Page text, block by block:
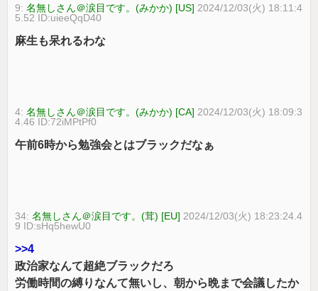
9:名無しさん＠涙目です。(みかか) [US] 2024/12/03(火) 18:11:4
5.52 ID:uieeQqD40
麻生も呆れるわな
4:名無しさん＠涙目です。(みかか) [CA] 2024/12/03(火) 18:09:3
4.46 ID:72iMPtPf0
午前6時から勉強会とはブラックだなぁ
34:名無しさん＠涙目です。(茸) [EU] 2024/12/03(火) 18:23:24.4
9 ID:sHq5hewU0
>>4
政治家なんて超絶ブラックだろ
労働時間の縛りなんて無いし、朝から晩まで会議したか